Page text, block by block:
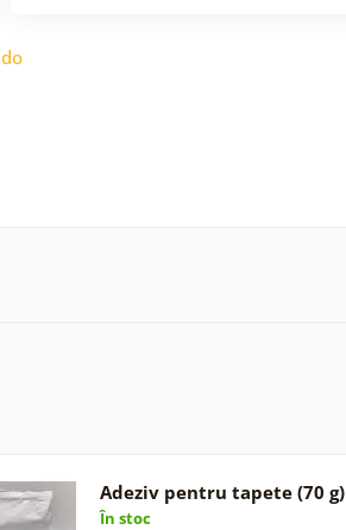
Adeziv pentru tapete (70 g)
În stoc